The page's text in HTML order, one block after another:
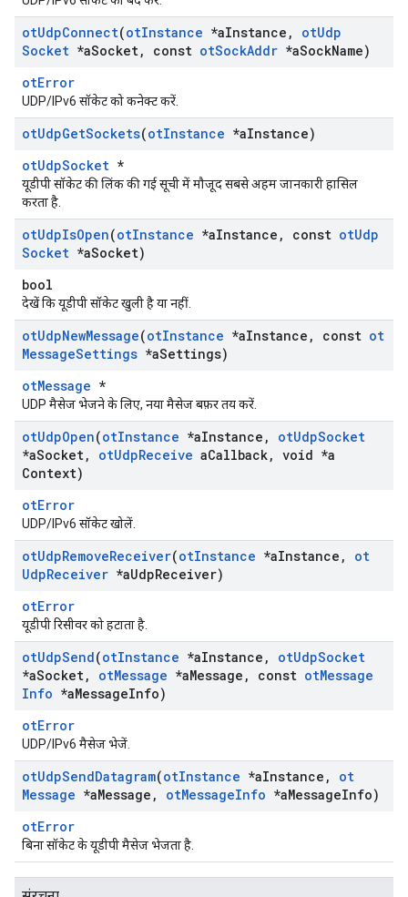
otUdpConnect(otInstance *aInstance , otUdp
Socket *aSocket, const otSockAddr *aSockName)
otError
UDP/IPv6 सॉकेट को कनेक्ट करें.
otUdpGetSockets(otInstance *aInstance)
otUdpSocket *
यूडीपी सॉकेट की लिंक की गई सूची में मौजूद सबसे अहम जानकारी हासिल
करता है.
otUdpIsOpen(otInstance *aInstance , const otUdp
Socket *aSocket)
bool
देखें कि यूडीपी सॉकेट खुली है या नहीं.
otUdpNewMessage(otInstance *aInstance , const ot
MessageSettings *aSettings)
otMessage *
UDP मैसेज भेजने के लिए, नया मैसेज बफ़र तय करें.
otUdpOpen(otInstance *aInstance , otUdpSocket
*aSocket, otUdpReceive aCallback, void *a
Context)
otError
UDP/IPv6 सॉकेट खोलें.
otUdpRemoveReceiver(otInstance *aInstance ,
ot
UdpReceiver *aUdpReceiver)
otError
यूडीपी रिसीवर को हटाता है.
otUdpSend(otInstance *aInstance , otUdpSocket
*aSocket, otMessage *aMessage , const otMessage
Info *aMessageInfo)
otError
UDP/IPv6 मैसेज भेजें.
otUdpSendDatagram(otInstance *aInstance ,
ot
Message *aMessage , otMessageInfo *aMessageInfo)
otError
बिना सॉकेट के यूडीपी मैसेज भेजता है.